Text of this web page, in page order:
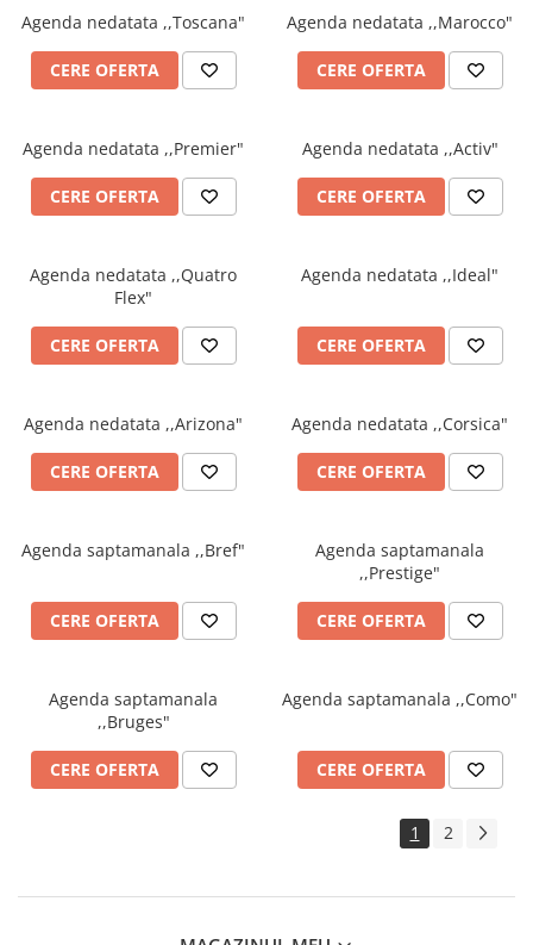
INSTRUMENTE DE SCRIS DE
CALITATE SUPERIOARA
STILOURI - ROLLERE - PIXURI CU
PIXURI CU MECANISM
MARKERE WHITEBOARD
MARKERE PERMANENTE
MARKERE SPECIALE
TEXTMARKERE
CREIOANE MECANICE & REZERVE
INSTRUMENTE PENTRU
CORECTURA
RIGLE
FLIPCHART
TABLE MOBILE
VIDEOPROIECTOARE
ECRANE DE PROTECTIE SI
ACCESORII PENTRU TABLE SI
Agenda nedatata ,,Toscana"
CERE OFERTA
Agenda nedatata ,,Marocco"
CERE OFERTA
Agenda nedatata ,,Premier"
CERE OFERTA
Agenda nedatata ,,Activ"
CERE OFERTA
Agenda nedatata ,,Quatro
Flex"
CERE OFERTA
Agenda nedatata ,,Ideal"
CERE OFERTA
Agenda nedatata ,,Arizona"
CERE OFERTA
Agenda nedatata ,,Corsica"
CERE OFERTA
Agenda saptamanala ,,Bref"
CERE OFERTA
Agenda saptamanala
,,Prestige"
CERE OFERTA
Agenda saptamanala
,,Bruges"
CERE OFERTA
Agenda saptamanala ,,Como"
CERE OFERTA
1 2